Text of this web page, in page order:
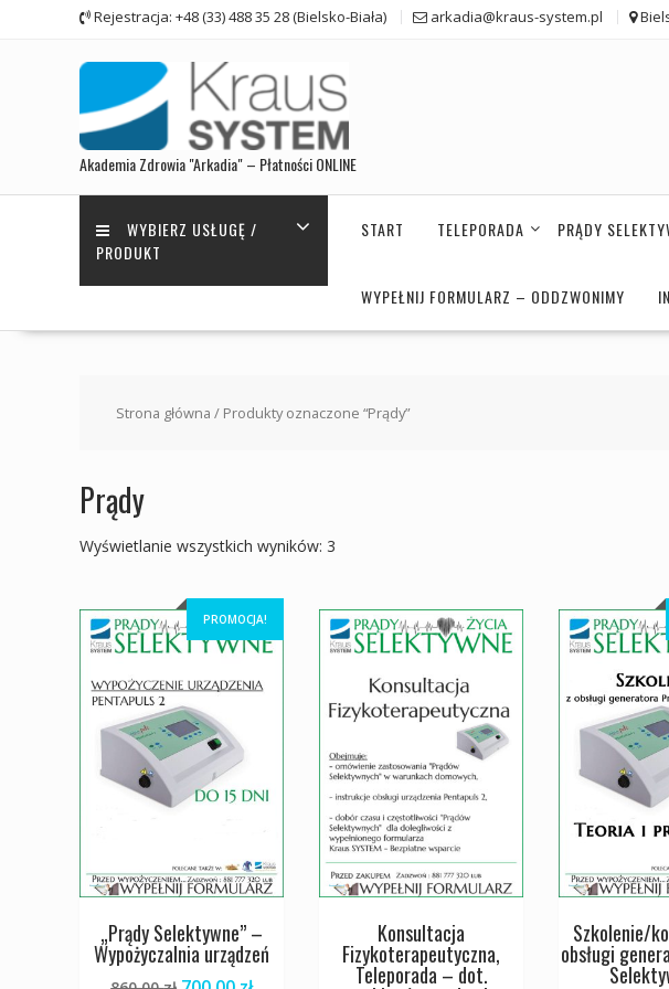
Rejestracja: +48 (33) 488 35 28 (Bielsko-Biała) arkadia@kraus-system.pl
Akademia Zdrowia "Arkadia" – Płatności ONLINE
WYBIERZ USŁUGĘ /
PRODUKT
START TELEPORADA PRĄDY
WYPEŁNIJ FORMULARZ – ODDZWONIMY
Strona główna / Produkty oznaczone “Prądy”
Prądy
Wyświetlanie wszystkich wyników: 3
PROMOCJA!
„Prądy Selektywne” –
Wypożyczalnia urządzeń
Konsultacja
Fizykoterapeutyczna,
Teleporada – dot.
Szkolenie/
obsługi